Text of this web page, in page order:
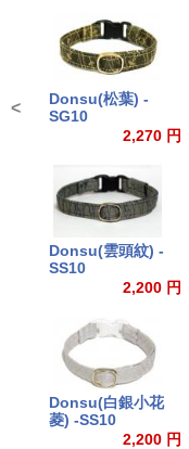
Donsu(松葉) -
SG10
2,270 円
Donsu(雲頭紋) -
SS10
2,200 円
Donsu(白銀小花
菱) -SS10
2,200 円
<